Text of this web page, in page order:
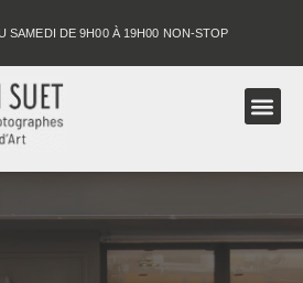
SAMEDI DE 9H00 À 19H00 NON-STOP